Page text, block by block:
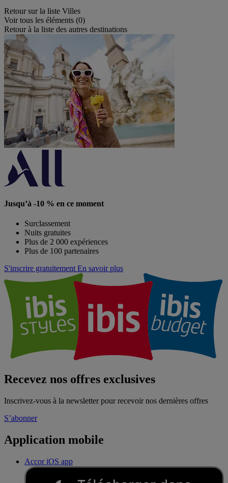
Retour sur la liste Villes
Voir tous les éléments (0)
Retour à la liste des autres destinations
Jusqu’à -10 % en ce moment
Surclassement
Nuits gratuites
Plus de 2 000 expériences
Plus de 100 partenaires
S'inscrire gratuitement En savoir plus
Recevez nos offres exclusives
Inscrivez-vous à la newsletter pour recevoir nos dernières offres
S’abonner
Application mobile
Accor iOS app